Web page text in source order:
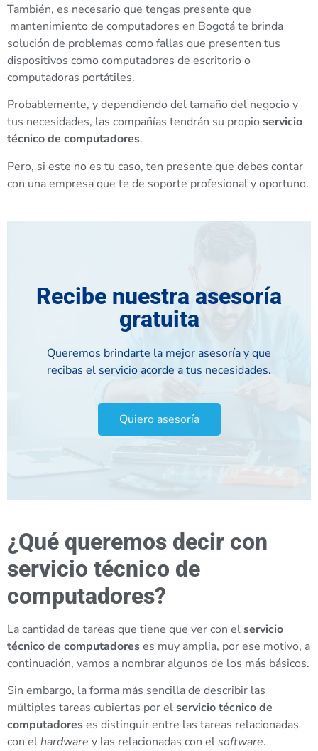
También, es necesario que tengas presente que
mantenimiento de computadores en Bogotá te brinda
solución de problemas como fallas que presenten tus
dispositivos como computadores de escritorio o
computadoras portátiles.
Probablemente, y dependiendo del tamaño del negocio y
tus necesidades, las compañías tendrán su propio servicio
técnico de computadores.
Pero, si este no es tu caso, ten presente que debes contar
con una empresa que te de soporte profesional y oportuno.
Recibe nuestra asesoría
gratuita
Queremos brindarte la mejor asesoría y que
recibas el servicio acorde a tus necesidades.
Quiero asesoría
¿Qué queremos decir con
servicio técnico de
computadores?
La cantidad de tareas que tiene que ver con elservicio
técnico de computadoreses muy amplia, por ese motivo, a
continuación, vamos a nombrar algunos de los más básicos.
Sin embargo, la forma más sencilla de describir las
múltiples tareas cubiertas por elservicio técnico de
computadoreses distinguir entre las tareas relacionadas
con elhardware y las relacionadas con elsoftware.